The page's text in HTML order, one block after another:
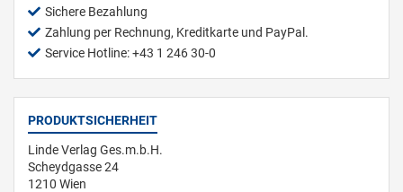
Sichere Bezahlung
Zahlung per Rechnung, Kreditkarte und PayPal.
Service Hotline: +43 1 246 30-0
PRODUKTSICHERHEIT
Linde Verlag Ges.m.b.H.
Scheydgasse 24
1210 Wien